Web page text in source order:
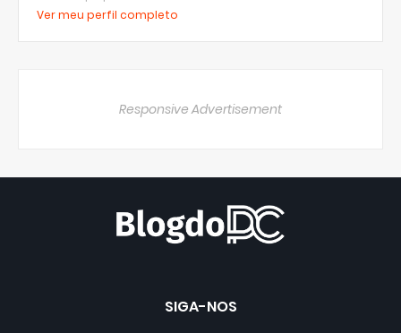
Ver meu perfil completo
Responsive Advertisement
SIGA-NOS